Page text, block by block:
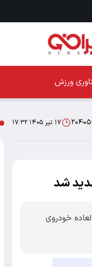
ورزش
۱۷ تیر ۱۴۰۵ ۱۷:۳۲
شد
خودروی